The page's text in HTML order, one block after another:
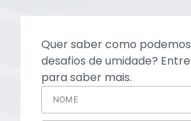
Quer saber como
desafios de umidade?
para saber mais.